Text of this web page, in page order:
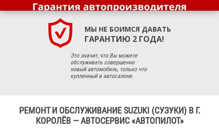
МЫ НЕ БОИМСЯ ДАВАТЬ
ГАРАНТИЮ 2 ГОДА!
Это значит, что Вы можете
обслуживать совершенно
новый автомобиль, только что
купленный в автосалоне.
РЕМОНТ И ОБСЛУЖИВАНИЕ SUZUKI (СУЗУКИ) В Г.
КОРОЛЁВ — АВТОСЕРВИС «АВТОПИЛОТ»